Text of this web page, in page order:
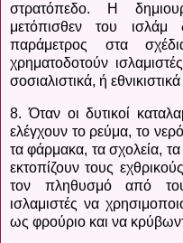
στρατόπεδο. Η
μετόπισθεν του ισλάμ
παράμετρος στα
χρηματοδοτούν
σοσιαλιστικά, ή
8. Όταν οι δυτικοί
ελέγχουν το ρεύμα, το
τα φάρμακα, τα σχολεία, τα
εκτοπίζουν τους
τον πληθυσμό από
ισλαμιστές να
ως φρούριο και να